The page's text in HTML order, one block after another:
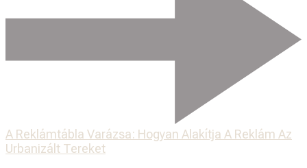
A Reklámtábla Varázsa: Hogyan Alakítja A Reklám Az
Urbanizált Tereket